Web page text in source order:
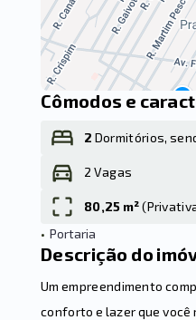
Cômodos e
2 Dormitórios,
2 Vagas
80,25 m²(
• Portaria
Descrição do
Um empreendimento
conforto e lazer que você